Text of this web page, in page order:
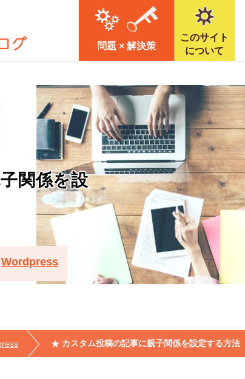
問題 × 解決策
このサイト
について
関係を設
Wordpress
カスタム投稿の記事に親子関係を設定する方法